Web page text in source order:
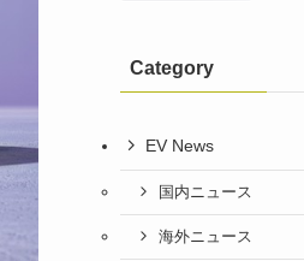
Category
EV News
国内ニュース
海外ニュース